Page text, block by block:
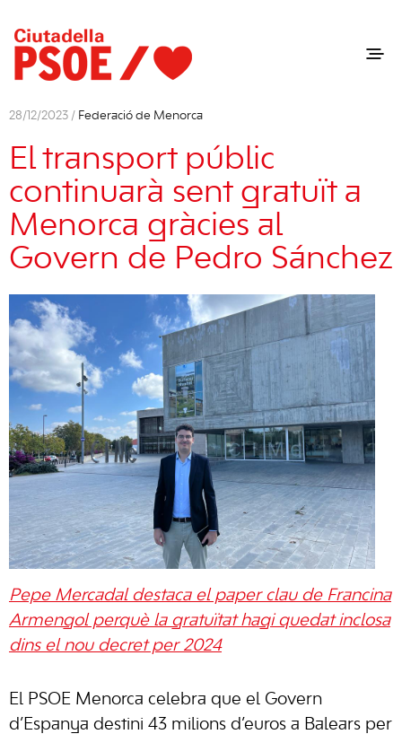
28/12/2023 / Federació de Menorca
El transport públic
continuarà sent gratuït a
Menorca gràcies al
Govern de Pedro Sánchez
Pepe Mercadal destaca el paper clau de Francina
Armengol perquè la gratuïtat hagi quedat inclosa
dins el nou decret per 2024
El PSOE Menorca celebra que el Govern
d’Espanya destini 43 milions d’euros a Balears per